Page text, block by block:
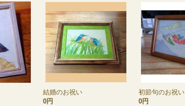
結婚のお祝い
0円
初節句のお祝い
0円